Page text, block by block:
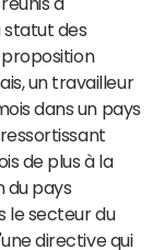
statut des
proposition
un travailleur
dans un pays
de plus à la
du pays
le secteur du
directive qui